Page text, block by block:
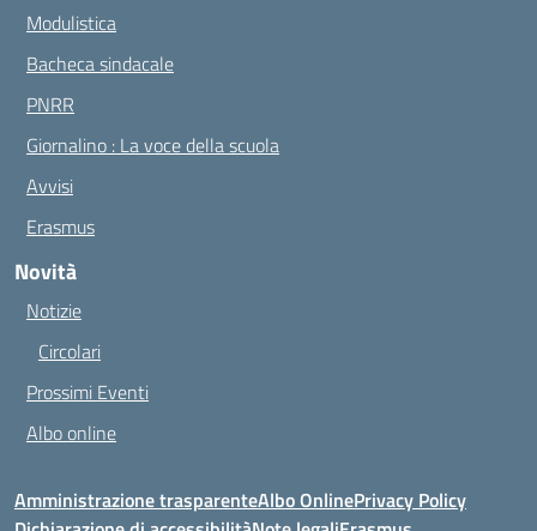
Modulistica
Bacheca sindacale
PNRR
Giornalino : La voce della scuola
Avvisi
Erasmus
Novità
Notizie
Circolari
Prossimi Eventi
Albo online
Amministrazione trasparenteAlbo OnlinePrivacy Policy